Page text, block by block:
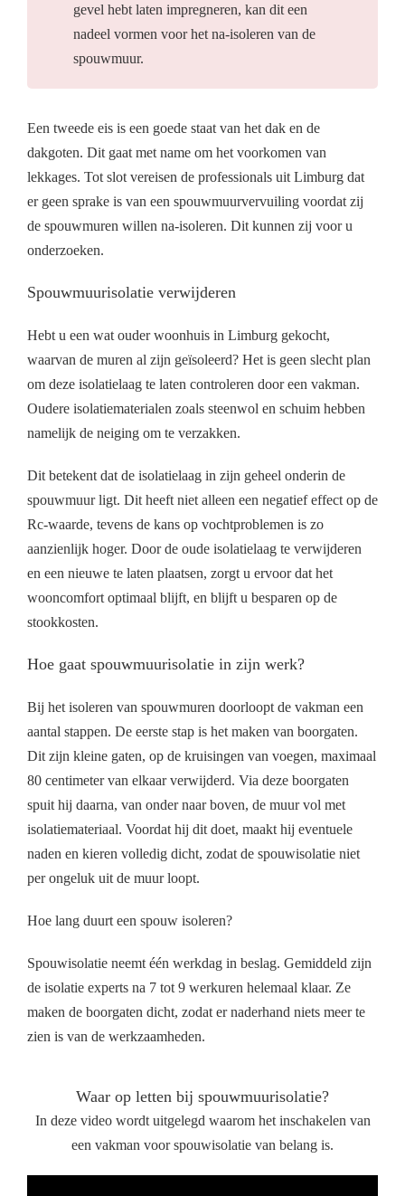
gevel hebt laten impregneren, kan dit een
nadeel vormen voor het na-isoleren van de
spouwmuur.
Een tweede eis is een goede staat van het dak en de
dakgoten. Dit gaat met name om het voorkomen van
lekkages. Tot slot vereisen de professionals uit Limburg dat
er geen sprake is van een spouwmuurvervuiling voordat zij
de spouwmuren willen na-isoleren. Dit kunnen zij voor u
onderzoeken.
Spouwmuurisolatie verwijderen
Hebt u een wat ouder woonhuis in Limburg gekocht,
waarvan de muren al zijn geïsoleerd? Het is geen slecht plan
om deze isolatielaag te laten controleren door een vakman.
Oudere isolatiematerialen zoals steenwol en schuim hebben
namelijk de neiging om te verzakken.
Dit betekent dat de isolatielaag in zijn geheel onderin de
spouwmuur ligt. Dit heeft niet alleen een negatief effect op de
Rc-waarde, tevens de kans op vochtproblemen is zo
aanzienlijk hoger. Door de oude isolatielaag te verwijderen
en een nieuwe te laten plaatsen, zorgt u ervoor dat het
wooncomfort optimaal blijft, en blijft u besparen op de
stookkosten.
Hoe gaat spouwmuurisolatie in zijn werk?
Bij het isoleren van spouwmuren doorloopt de vakman een
aantal stappen. De eerste stap is het maken van boorgaten.
Dit zijn kleine gaten, op de kruisingen van voegen, maximaal
80 centimeter van elkaar verwijderd. Via deze boorgaten
spuit hij daarna, van onder naar boven, de muur vol met
isolatiemateriaal. Voordat hij dit doet, maakt hij eventuele
naden en kieren volledig dicht, zodat de spouwisolatie niet
per ongeluk uit de muur loopt.
Hoe lang duurt een spouw isoleren?
Spouwisolatie neemt één werkdag in beslag. Gemiddeld zijn
de isolatie experts na 7 tot 9 werkuren helemaal klaar. Ze
maken de boorgaten dicht, zodat er naderhand niets meer te
zien is van de werkzaamheden.
Waar op letten bij spouwmuurisolatie?
In deze video wordt uitgelegd waarom het inschakelen van
een vakman voor spouwisolatie van belang is.